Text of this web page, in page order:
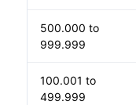
500.000 to
999.999
100.001 to
499.999